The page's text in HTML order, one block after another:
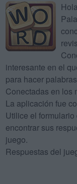
interesante en el
para hacer
Conectadas en los
La aplicación fue
Utilice el
encontrar sus
juego.
Respuestas del